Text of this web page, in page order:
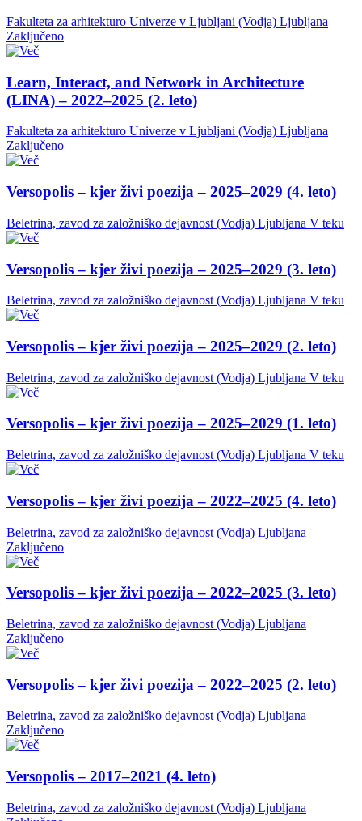
Fakulteta za arhitekturo Univerze v Ljubljani (Vodja) Ljubljana
Zaključeno
Learn, Interact, and Network in Architecture
(LINA) – 2022–2025 (2. leto)
Fakulteta za arhitekturo Univerze v Ljubljani (Vodja) Ljubljana
Zaključeno
Versopolis – kjer živi poezija – 2025–2029 (4. leto)
Beletrina, zavod za založniško dejavnost (Vodja) Ljubljana V teku
Versopolis – kjer živi poezija – 2025–2029 (3. leto)
Beletrina, zavod za založniško dejavnost (Vodja) Ljubljana V teku
Versopolis – kjer živi poezija – 2025–2029 (2. leto)
Beletrina, zavod za založniško dejavnost (Vodja) Ljubljana V teku
Versopolis – kjer živi poezija – 2025–2029 (1. leto)
Beletrina, zavod za založniško dejavnost (Vodja) Ljubljana V teku
Versopolis – kjer živi poezija – 2022–2025 (4. leto)
Beletrina, zavod za založniško dejavnost (Vodja) Ljubljana
Zaključeno
Versopolis – kjer živi poezija – 2022–2025 (3. leto)
Beletrina, zavod za založniško dejavnost (Vodja) Ljubljana
Zaključeno
Versopolis – kjer živi poezija – 2022–2025 (2. leto)
Beletrina, zavod za založniško dejavnost (Vodja) Ljubljana
Zaključeno
Versopolis – 2017–2021 (4. leto)
Beletrina, zavod za založniško dejavnost (Vodja) Ljubljana